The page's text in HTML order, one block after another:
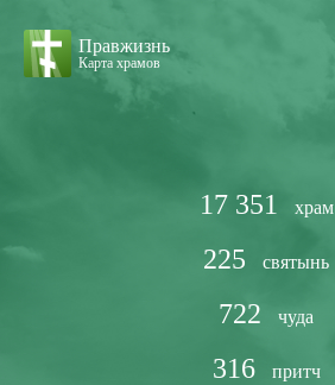
Правжизнь
Карта храмов
17 351 храм
225 святынь
722 чуда
316 притч